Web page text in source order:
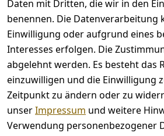
Daten mit Dritten, die wir in den
benennen. Die Datenverarbeitung
Einwilligung oder aufgrund eines
Interesses erfolgen. Die
abgelehnt werden. Es besteht das
einzuwilligen und die Einwilligung
Zeitpunkt zu ändern oder zu
unserImpressum und weitere
Verwendung personenbezogener
AGB
Impressum
Datenschutze
rklärung
Barrierefreihe
itserklärung
Widerrufsrec
ht
Kontakt
Registrieren